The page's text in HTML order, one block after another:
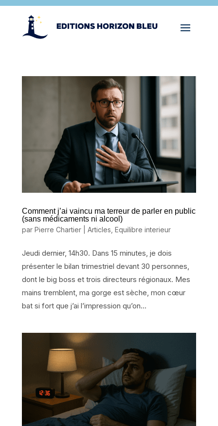
Comment j’ai vaincu ma terreur de parler en public
(sans médicaments ni alcool)
par Pierre Chartier| Articles Equilibre interieur
Jeudi dernier, 14h30. Dans 15 minutes, je dois
présenter le bilan trimestriel devant 30 personnes,
dont le big boss et trois directeurs régionaux. Mes
mains tremblent, ma gorge est sèche, mon cœur
bat si fort que j’ai l’impression qu’on...